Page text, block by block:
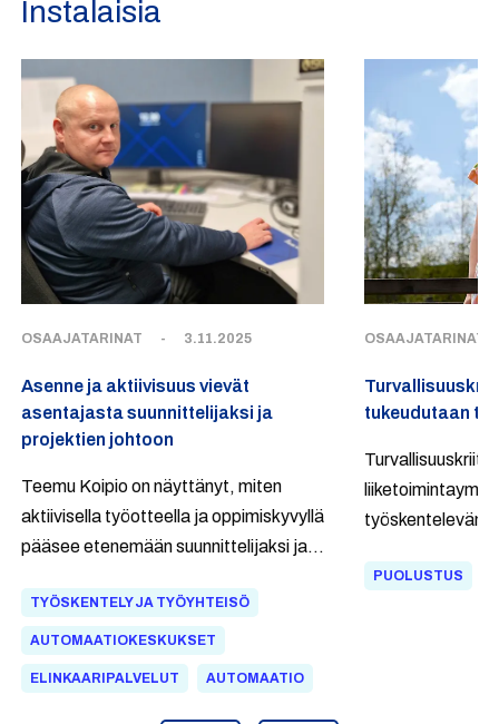
Instalaisia
OSAAJATARINAT - 3.11.2025
Asenne ja aktiivisuus vievät
asentajasta suunnittelijaksi ja
projektien johtoon
Teemu Koipio on näyttänyt, miten
aktiivisella työotteella ja oppimiskyvyllä
pääsee etenemään suunnittelijaksi ja
korkeakoulutusta.
TYÖSKENTELY JA TYÖYHTEISÖ
AUTOMAATIOKESKUKSET
ELINKAARIPALVELUT AUTOMAATIO
OSAAJATARINAT
tukeudutaan
työskentelevän
joustoa, jolloin
PUOLUSTUS